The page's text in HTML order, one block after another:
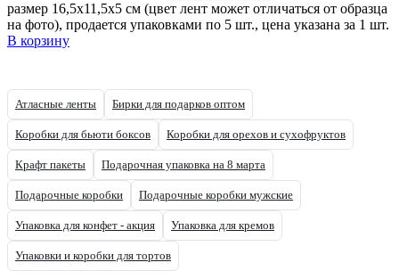
размер 16,5х11,5х5 см (цвет лент может отличаться от образца
на фото), продается упаковками по 5 шт., цена указана за 1 шт.
В корзину
Атласные ленты Бирки для подарков оптом
Коробки для бьюти боксов Коробки для орехов и сухофруктов
Крафт пакеты Подарочная упаковка на 8 марта
Подарочные коробки Подарочные коробки мужские
Упаковка для конфет - акция Упаковка для кремов
Упаковки и коробки для тортов